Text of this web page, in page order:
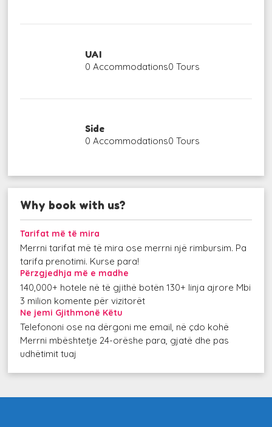
UAI
0 Accommodations0 Tours
Side
0 Accommodations0 Tours
Why book with us?
Tarifat më të mira
Merrni tarifat më të mira ose merrni një rimbursim. Pa
tarifa prenotimi. Kurse para!
Përzgjedhja më e madhe
140,000+ hotele në të gjithë botën 130+ linja ajrore Mbi
3 milion komente për vizitorët
Ne jemi Gjithmonë Këtu
Telefononi ose na dërgoni me email, në çdo kohë
Merrni mbështetje 24-orëshe para, gjatë dhe pas
udhëtimit tuaj